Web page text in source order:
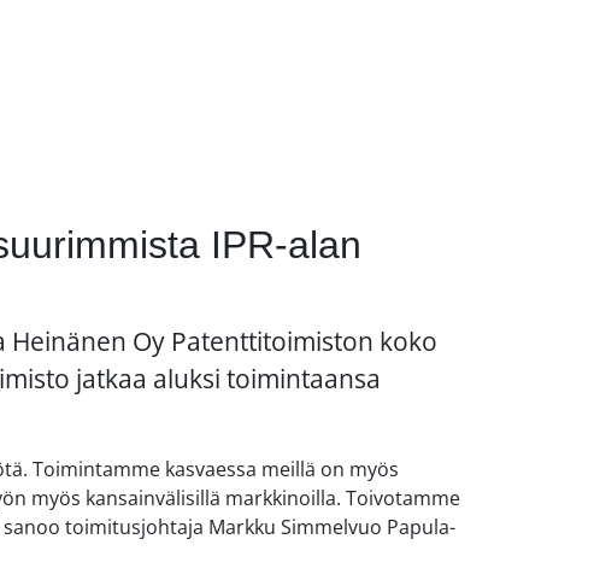
IPR-alan
Oy Patenttitoimiston koko
jatkaa aluksi toimintaansa
Toimintamme kasvaessa meillä on myös
myös kansainvälisillä markkinoilla. Toivotamme
toimitusjohtaja Markku Simmelvuo Papula-